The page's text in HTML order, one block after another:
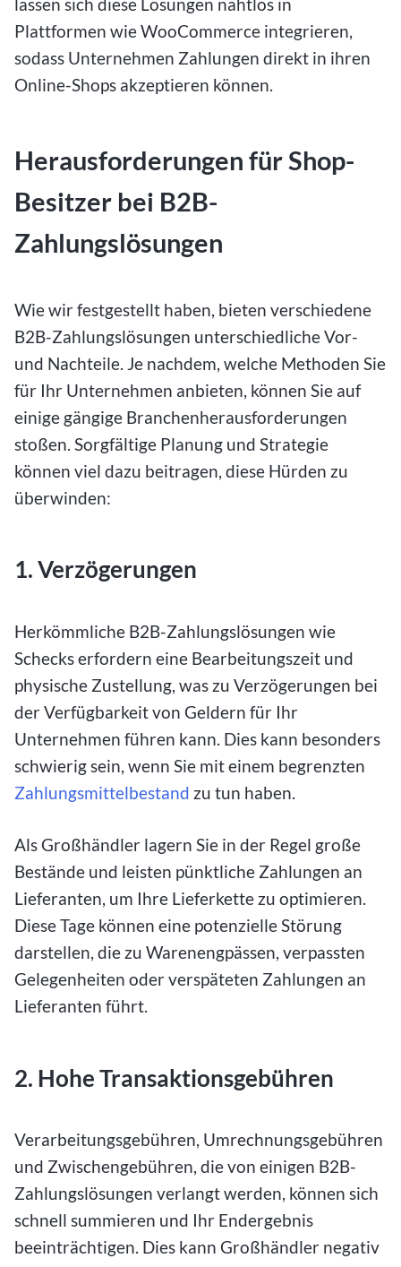
lassen sich diese Lösungen nahtlos in
Plattformen wie WooCommerce integrieren,
sodass Unternehmen Zahlungen direkt in ihren
Online-Shops akzeptieren können.
Herausforderungen für Shop-
Besitzer bei B2B-
Zahlungslösungen
Wie wir festgestellt haben, bieten verschiedene
B2B-Zahlungslösungen unterschiedliche Vor-
und Nachteile. Je nachdem, welche Methoden Sie
für Ihr Unternehmen anbieten, können Sie auf
einige gängige Branchenherausforderungen
stoßen. Sorgfältige Planung und Strategie
können viel dazu beitragen, diese Hürden zu
überwinden:
1. Verzögerungen
Herkömmliche B2B-Zahlungslösungen wie
Schecks erfordern eine Bearbeitungszeit und
physische Zustellung, was zu Verzögerungen bei
der Verfügbarkeit von Geldern für Ihr
Unternehmen führen kann. Dies kann besonders
schwierig sein, wenn Sie mit einem begrenzten
Zahlungsmittelbestand zu tun haben.
Als Großhändler lagern Sie in der Regel große
Bestände und leisten pünktliche Zahlungen an
Lieferanten, um Ihre Lieferkette zu optimieren.
Diese Tage können eine potenzielle Störung
darstellen, die zu Warenengpässen, verpassten
Gelegenheiten oder verspäteten Zahlungen an
Lieferanten führt.
2. Hohe Transaktionsgebühren
Verarbeitungsgebühren, Umrechnungsgebühren
und Zwischengebühren, die von einigen B2B-
Zahlungslösungen verlangt werden, können sich
schnell summieren und Ihr Endergebnis
beeinträchtigen. Dies kann Großhändler negativ